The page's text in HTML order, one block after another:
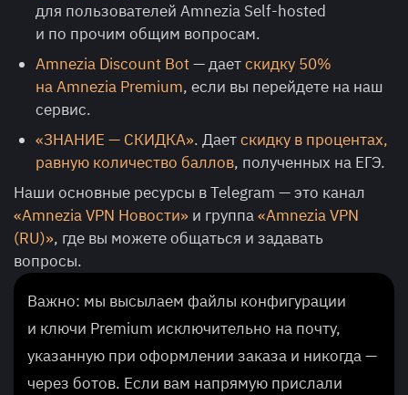
для пользователей Amnezia Self-hosted
и по прочим общим вопросам.
Amnezia Discount Bot— даетскидку 50%
на Amnezia Premium, если вы перейдете на наш
сервис.
«ЗНАНИЕ — СКИДКА». Даетскидку в процентах,
равную количество баллов, полученных на ЕГЭ.
Наши основные ресурсы в Telegram — это канал
«Amnezia VPN Новости» и группа«Amnezia VPN
(RU)», где вы можете общаться и задавать
вопросы.
Важно: мы высылаем файлы конфигурации
и ключи Premium исключительно на почту,
указанную при оформлении заказа и никогда —
через ботов. Если вам напрямую прислали